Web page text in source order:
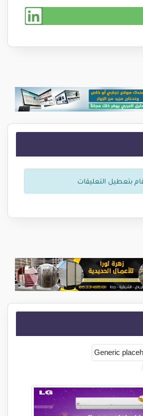
developer ,distributor,manufacture
advanced American technology,
from: MUTOH PRINTER, MIMAKI,
many mores! Please visit our site
check our product available. World
your order directly from our
WWW.LATIEF-ALHAKIM.COM
Store Website: https://www.latief-
بتعطيل التعليقات